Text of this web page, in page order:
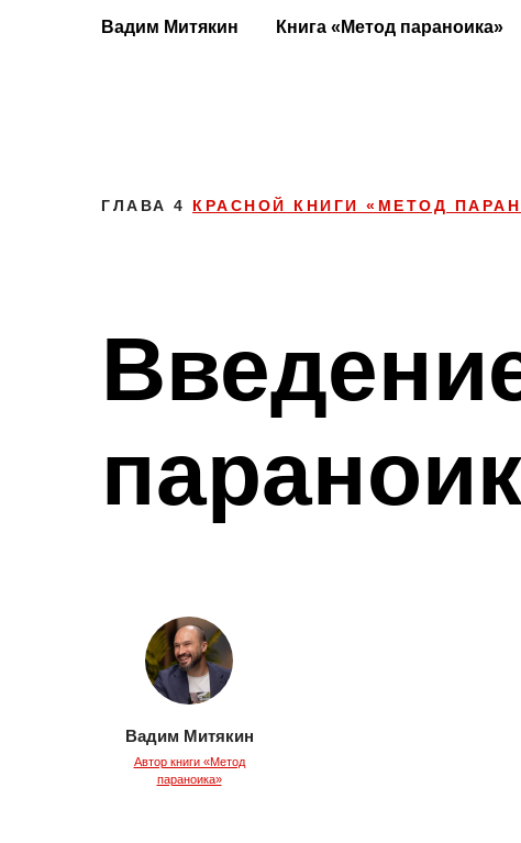
Вадим Митякин Книга «Метод параноика»
ГЛАВА 4 КРАСНОЙ КНИГИ «МЕТОД
Вадим Митякин
Автор книги «Метод
параноика»